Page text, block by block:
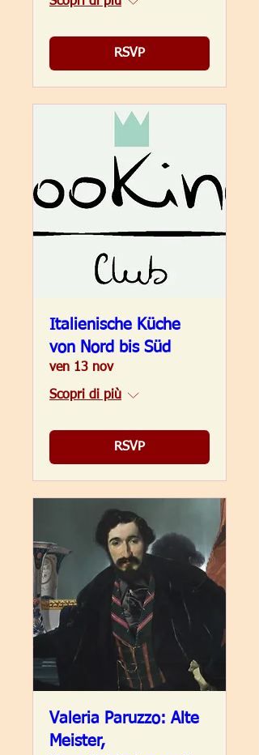
RSVP
Italienische Küche
von Nord bis Süd
ven 13 nov
Scopri di più
RSVP
Valeria Paruzzo: Alte
Meister,